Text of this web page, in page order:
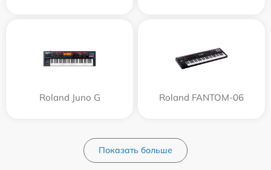
Roland Juno G Roland FANTOM-06
Показать больше